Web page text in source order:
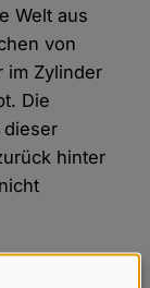
Welt aus
von
im Zylinder
Die
dieser
hinter